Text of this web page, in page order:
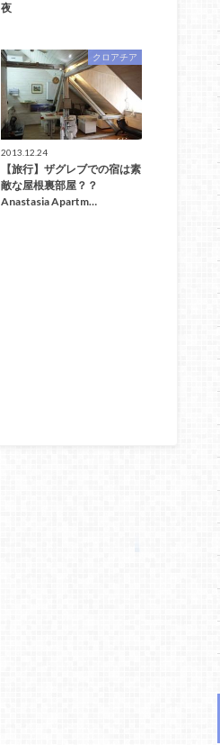
夜
クロアチア
2013.12.24
【旅行】ザグレブでの宿は素
敵な屋根裏部屋？？
Anastasia Apartm…